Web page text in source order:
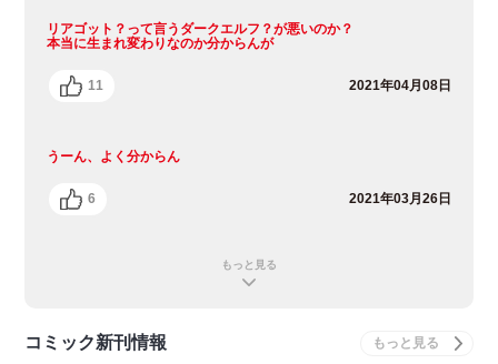
リアゴット？って言うダークエルフ？が悪いのか？
本当に生まれ変わりなのか分からんが
11 2021年04月08日
うーん、よく分からん
6 2021年03月26日
もっと見る
コミック新刊情報